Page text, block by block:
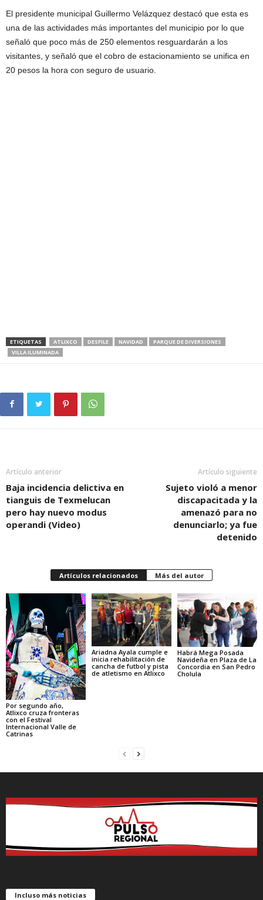
El presidente municipal Guillermo Velázquez destacó que esta es
una de las actividades más importantes del municipio por lo que
señaló que poco más de 250 elementos resguardarán a los
visitantes, y señaló que el cobro de estacionamiento se unifica en
20 pesos la hora con seguro de usuario.
ETIQUETAS ATLIXCO DESFILE NAVIDAD
PARQUE DE DIVERSIONES
VILLA ILUMINADA
Artículo anterior
Baja incidencia delictiva en
tianguis de Texmelucan
pero hay nuevo modus
operandi (Video)
Artículo siguiente
Sujeto violó a menor
discapacitada y la
amenazó para no
denunciarlo; ya fue
detenido
Artículos relacionados Más del autor
Por segundo año,
Atlixco cruza fronteras
con el Festival
Internacional Valle de
Catrinas
Ariadna Ayala cumple e
inicia rehabilitación de
cancha de futbol y pista
de atletismo en Atlixco
Habrá Mega Posada
Navideña en Plaza de La
Concordia en San Pedro
Cholula
Incluso más noticias